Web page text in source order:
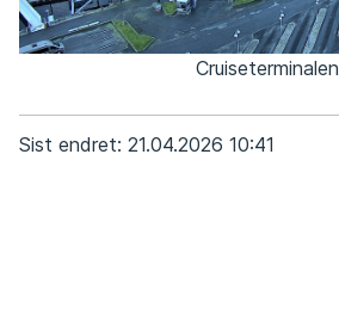
Cruiseterminalen
Sist endret 21.04.2026 10:41